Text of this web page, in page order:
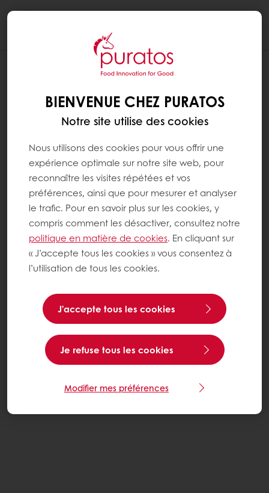
BIENVENUE CHEZ PURATOS
Notre site utilise des cookies
Nous utilisons des cookies pour vous offrir une
expérience optimale sur notre site web, pour
reconnaître les visites répétées et vos
préférences, ainsi que pour mesurer et analyser
le trafic. Pour en savoir plus sur les cookies, y
compris comment les désactiver, consultez notre
politique en matière de cookies. En cliquant sur
« J’accepte tous les cookies » vous consentez à
l’utilisation de tous les cookies.
J’accepte tous les cookies
Je refuse tous les cookies
Modifier mes préférences